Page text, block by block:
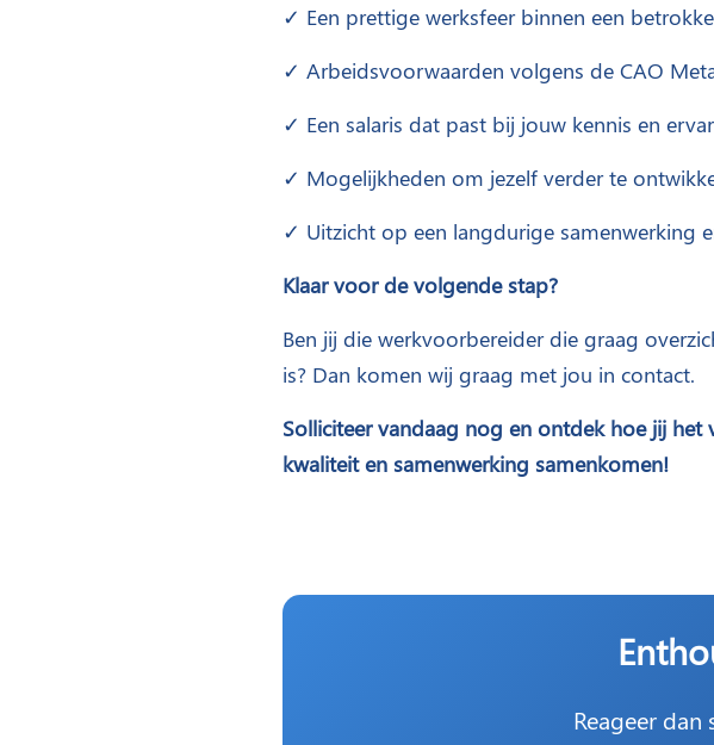
✓ Een prettige werksfeer binnen een
✓ Arbeidsvoorwaarden volgens de CAO
✓ Een salaris dat past bij jouw kennis en
✓ Mogelijkheden om jezelf verder te
✓ Uitzicht op een langdurige samenwerking
Klaar voor de volgende stap?
Ben jij die werkvoorbereider die graag
is? Dan komen wij graag met jou in contact.
Solliciteer vandaag nog en ontdek hoe jij het
kwaliteit en samenwerking samenkomen!
Reageer